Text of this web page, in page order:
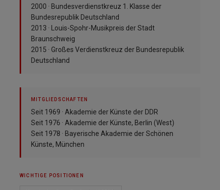
2000 · Bundesverdienstkreuz 1. Klasse der
Bundesrepublik Deutschland
2013 · Louis-Spohr-Musikpreis der Stadt
Braunschweig
2015 · Großes Verdienstkreuz der Bundesrepublik
Deutschland
MITGLIEDSCHAFTEN
Seit 1969 · Akademie der Künste der DDR
Seit 1976 · Akademie der Künste, Berlin (West)
Seit 1978 · Bayerische Akademie der Schönen
Künste, München
WICHTIGE POSITIONEN